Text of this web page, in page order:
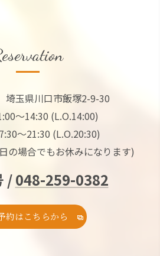
玉県川口市飯塚2-9-30
～14:30 (L.O.14:00)
～21:30 (L.O.20:30)
の場合でもお休みになります)
/048-259-0382
約はこちらから